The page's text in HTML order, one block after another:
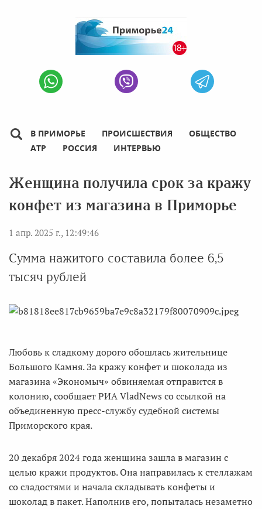
В ПРИМОРЬЕ ПРОИСШЕСТВИЯ
ОБЩЕСТВО
АТР
РОССИЯ ИНТЕРВЬЮ
Женщина получила срок за кражу
конфет из магазина в Приморье
1 апр. 2025 г., 12:49:46
Сумма нажитого составила более 6,5
тысяч рублей
Любовь к сладкому дорого обошлась жительнице
Большого Камня. За кражу конфет и шоколада из
магазина «Экономыч» обвиняемая отправится в
колонию, сообщает РИА VladNews со ссылкой на
объединенную пресс-службу судебной системы
Приморского края.
20 декабря 2024 года женщина зашла в магазин с
целью кражи продуктов. Она направилась к стеллажам
со сладостями и начала складывать конфеты и
шоколад в пакет. Наполнив его, попыталась незаметно